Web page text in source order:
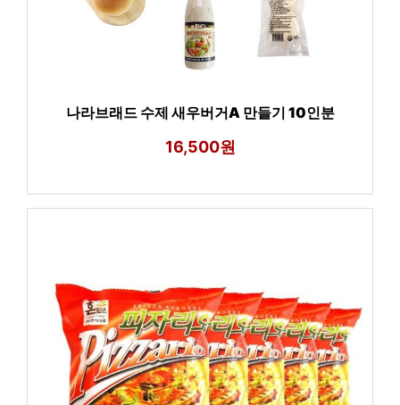
나라브래드 수제 새우버거A 만들기 10인분
16,500원